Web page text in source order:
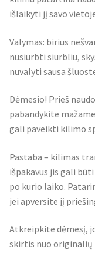
išlaikyti jį savo
Valymas: birius
nusiurbti siurbliu,
nuvalyti sausa
Dėmesio! Prieš
pabandykite
gali paveikti kilimo
Pastaba – kilimas
išpakavus jis gali
po kurio laiko.
jei apversite jį
Atkreipkite dėmesį,
skirtis nuo originalių